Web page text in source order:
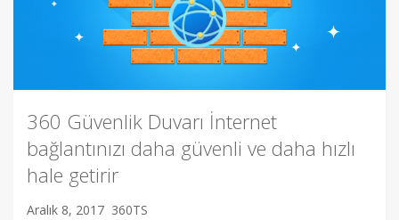
360 Güvenlik Duvarı İnternet
bağlantınızı daha güvenli ve daha hızlı
hale getirir
Aralık 8, 2017 360TS